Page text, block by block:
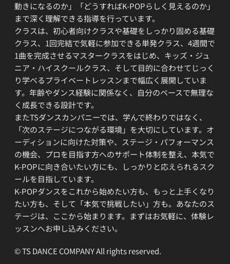
動きになるのか」「どうすればK-POPらしく見えるのか」
まで深く理解できる指導を行っています。
クラスは、初心者向けクラスや基礎をしっかり固める基礎
クラス、1回完結で気軽に参加できる単発クラス、4週間で
1曲を完成させるマスタークラスをはじめ、キッズ・ジュ
ニア・ハイスクールクラス、そして目的に合わせてじっく
り学べるプライベートレッスンまで幅広く展開していま
す。年齢やダンス経験に関係なく、自分のペースで無理な
く成長できる設計です。
またTSダンスカンパニーでは、学んで終わりではなく、
「次のステージにつながる環境」を大切にしています。オ
ーディションに向けた対策や、ステージ・パフォーマンス
の機会、プロを目指す方へのサポート体制を整え、本気で
K-POPに向き合いたい方にも、しっかりと応えられるスク
ールを目指しています。
K-POPダンスをこれから始めたい方も、もっと上手くなり
たい方も、そして「本気で挑戦したい」方も。あなたのス
テージは、ここから始まります。まずはお気軽に、体験レ
ッスンへお申し込みください。
© TS DANCE COMPANY All rights reserved.